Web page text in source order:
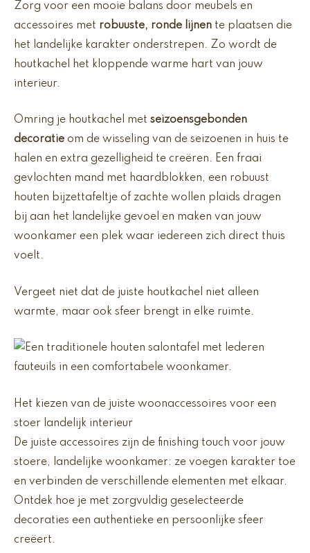
Zorg voor een mooie balans door meubels en
accessoires met robuuste, ronde lijnen te plaatsen die
het landelijke karakter onderstrepen. Zo wordt de
houtkachel het kloppende warme hart van jouw
interieur.
Omring je houtkachel met seizoensgebonden
decoratie om de wisseling van de seizoenen in huis te
halen en extra gezelligheid te creëren. Een fraai
gevlochten mand met haardblokken, een robuust
houten bijzettafeltje of zachte wollen plaids dragen
bij aan het landelijke gevoel en maken van jouw
woonkamer een plek waar iedereen zich direct thuis
voelt.
Vergeet niet dat de juiste houtkachel niet alleen
warmte, maar ook sfeer brengt in elke ruimte.
Het kiezen van de juiste woonaccessoires voor een
stoer landelijk interieur
De juiste accessoires zijn de finishing touch voor jouw
stoere, landelijke woonkamer: ze voegen karakter toe
en verbinden de verschillende elementen met elkaar.
Ontdek hoe je met zorgvuldig geselecteerde
decoraties een authentieke en persoonlijke sfeer
creëert.